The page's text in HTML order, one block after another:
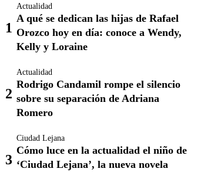
Actualidad
A qué se dedican las hijas de Rafael
Orozco hoy en día: conoce a Wendy,
Kelly y Loraine
Actualidad
Rodrigo Candamil rompe el silencio
sobre su separación de Adriana
Romero
Ciudad Lejana
Cómo luce en la actualidad el niño de
‘Ciudad Lejana’, la nueva novela